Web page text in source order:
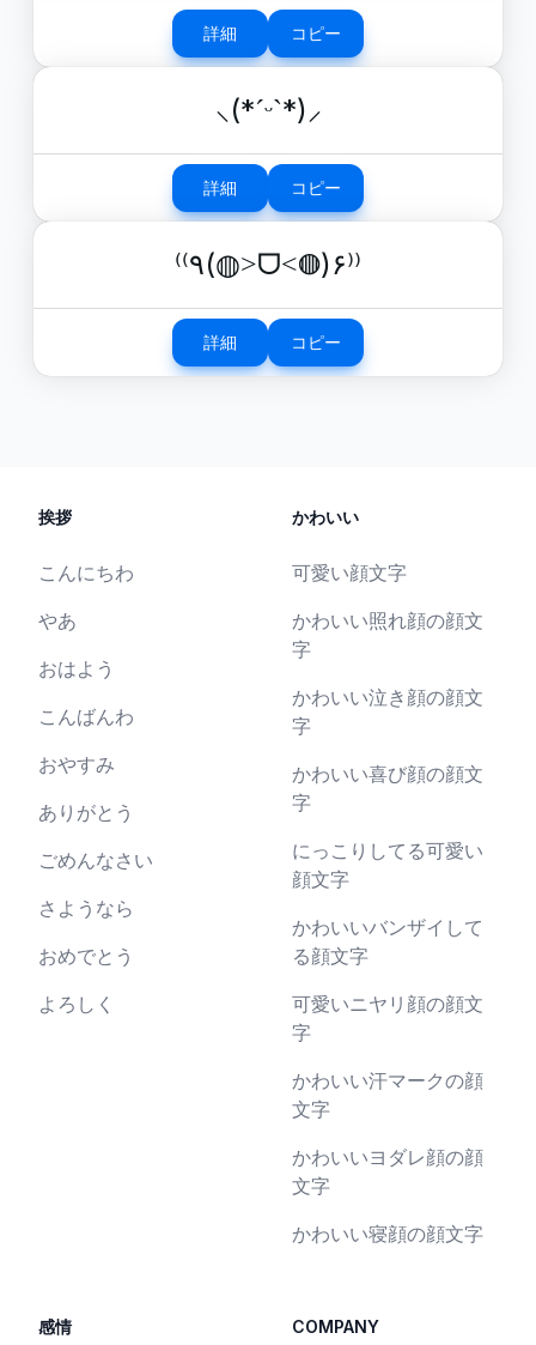
詳細 コピー
⸜(*ˊᵕˋ*)⸝
詳細 コピー
⁽⁽٩(◍˃ᗜ˂◍)۶⁾⁾
詳細 コピー
挨拶
こんにちわ
やあ
おはよう
こんばんわ
おやすみ
ありがとう
ごめんなさい
さようなら
おめでとう
よろしく
かわいい
可愛い顔文字
かわいい照れ顔の顔文
字
かわいい泣き顔の顔文
字
かわいい喜び顔の顔文
字
にっこりしてる可愛い
顔文字
かわいいバンザイして
る顔文字
可愛いニヤリ顔の顔文
字
かわいい汗マークの顔
文字
かわいいヨダレ顔の顔
文字
かわいい寝顔の顔文字
感情 COMPANY